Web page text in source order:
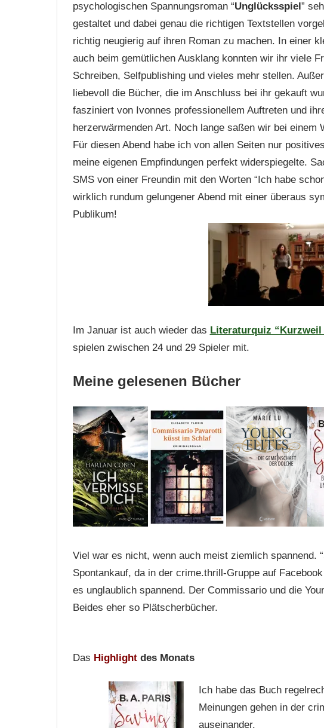
psychologischen Spannungsroman “Unglücksspiel ”
gestaltet und dabei genau die richtigen Textstellen
richtig neugierig auf ihren Roman zu machen. In einer
auch beim gemütlichen Ausklang konnten wir ihr viele
Schreiben, Selfpublishing und vieles mehr stellen.
liebevoll die Bücher, die im Anschluss bei ihr gekauft
fasziniert von Ivonnes professionellem Auftreten und
herzerwärmenden Art. Noch lange saßen wir bei einem
Für diesen Abend habe ich von allen Seiten nur
meine eigenen Empfindungen perfekt widerspiegelte.
SMS von einer Freundin mit den Worten “Ich habe
wirklich rundum gelungener Abend mit einer überaus
Publikum!
Im Januar ist auch wieder das Literaturquiz
spielen zwischen 24 und 29 Spieler mit.
Meine gelesenen Bücher
Viel war es nicht, wenn auch meist ziemlich spannend.
Spontankauf, da in der crime.thrill-Gruppe auf
es unglaublich spannend. Der Commissario und die
Beides eher so Plätscherbücher.
Das Highlightdes Monats
Ich habe das Buch
Meinungen gehen in der
auseinander.